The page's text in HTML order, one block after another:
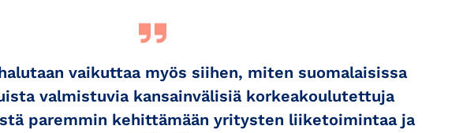
vaikuttaa myös siihen, miten suomalaisissa
valmistuvia kansainvälisiä korkeakoulutettuja
paremmin kehittämään yritysten liiketoimintaa ja